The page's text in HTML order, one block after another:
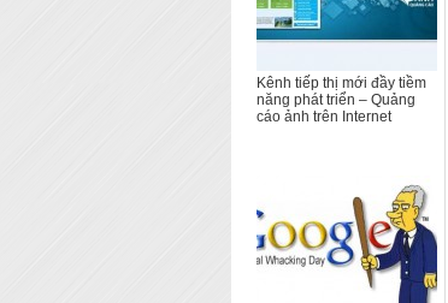
Kênh tiếp thị mới đầy tiềm
năng phát triển – Quảng
cáo ảnh trên Internet